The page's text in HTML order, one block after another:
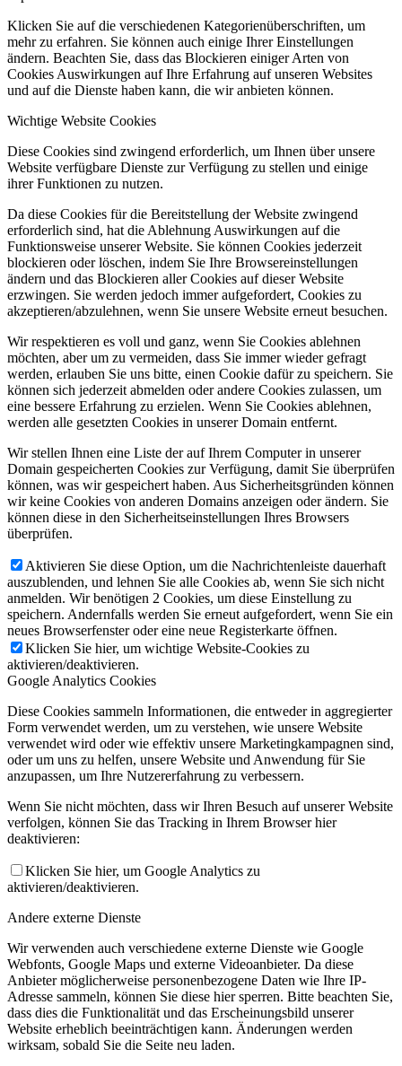
Klicken Sie auf die verschiedenen Kategorienüberschriften, um
mehr zu erfahren. Sie können auch einige Ihrer Einstellungen
ändern. Beachten Sie, dass das Blockieren einiger Arten von
Cookies Auswirkungen auf Ihre Erfahrung auf unseren Websites
und auf die Dienste haben kann, die wir anbieten können.
Wichtige Website Cookies
Diese Cookies sind zwingend erforderlich, um Ihnen über unsere
Website verfügbare Dienste zur Verfügung zu stellen und einige
ihrer Funktionen zu nutzen.
Da diese Cookies für die Bereitstellung der Website zwingend
erforderlich sind, hat die Ablehnung Auswirkungen auf die
Funktionsweise unserer Website. Sie können Cookies jederzeit
blockieren oder löschen, indem Sie Ihre Browsereinstellungen
ändern und das Blockieren aller Cookies auf dieser Website
erzwingen. Sie werden jedoch immer aufgefordert, Cookies zu
akzeptieren/abzulehnen, wenn Sie unsere Website erneut besuchen.
Wir respektieren es voll und ganz, wenn Sie Cookies ablehnen
möchten, aber um zu vermeiden, dass Sie immer wieder gefragt
werden, erlauben Sie uns bitte, einen Cookie dafür zu speichern. Sie
können sich jederzeit abmelden oder andere Cookies zulassen, um
eine bessere Erfahrung zu erzielen. Wenn Sie Cookies ablehnen,
werden alle gesetzten Cookies in unserer Domain entfernt.
Wir stellen Ihnen eine Liste der auf Ihrem Computer in unserer
Domain gespeicherten Cookies zur Verfügung, damit Sie überprüfen
können, was wir gespeichert haben. Aus Sicherheitsgründen können
wir keine Cookies von anderen Domains anzeigen oder ändern. Sie
können diese in den Sicherheitseinstellungen Ihres Browsers
überprüfen.
Aktivieren Sie diese Option, um die Nachrichtenleiste dauerhaft
auszublenden, und lehnen Sie alle Cookies ab, wenn Sie sich nicht
anmelden. Wir benötigen 2 Cookies, um diese Einstellung zu
speichern. Andernfalls werden Sie erneut aufgefordert, wenn Sie ein
neues Browserfenster oder eine neue Registerkarte öffnen.
Klicken Sie hier, um wichtige Website-Cookies zu
aktivieren/deaktivieren.
Google Analytics Cookies
Diese Cookies sammeln Informationen, die entweder in aggregierter
Form verwendet werden, um zu verstehen, wie unsere Website
verwendet wird oder wie effektiv unsere Marketingkampagnen sind,
oder um uns zu helfen, unsere Website und Anwendung für Sie
anzupassen, um Ihre Nutzererfahrung zu verbessern.
Wenn Sie nicht möchten, dass wir Ihren Besuch auf unserer Website
verfolgen, können Sie das Tracking in Ihrem Browser hier
deaktivieren:
Klicken Sie hier, um Google Analytics zu
aktivieren/deaktivieren.
Andere externe Dienste
Wir verwenden auch verschiedene externe Dienste wie Google
Webfonts, Google Maps und externe Videoanbieter. Da diese
Anbieter möglicherweise personenbezogene Daten wie Ihre IP-
Adresse sammeln, können Sie diese hier sperren. Bitte beachten Sie,
dass dies die Funktionalität und das Erscheinungsbild unserer
Website erheblich beeinträchtigen kann. Änderungen werden
wirksam, sobald Sie die Seite neu laden.